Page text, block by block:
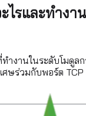
ไรและทำงา
ำงานในระดับโมดู
ศษร่วมกับพอร์ต